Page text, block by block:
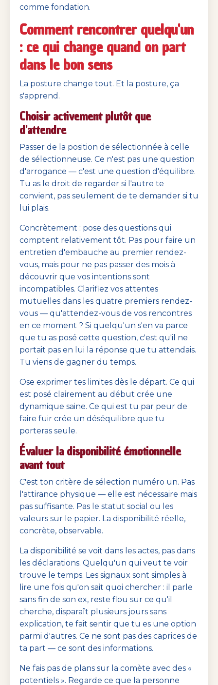
comme fondation.
Comment rencontrer quelqu'un
: ce qui change quand on part
dans le bon sens
La posture change tout. Et la posture, ça
s'apprend.
Choisir activement plutôt que
d'attendre
Passer de la position de sélectionnée à celle
de sélectionneuse. Ce n'est pas une question
d'arrogance — c'est une question d'équilibre.
Tu as le droit de regarder si l'autre te
convient, pas seulement de te demander si tu
lui plais.
Concrètement : pose des questions qui
comptent relativement tôt. Pas pour faire un
entretien d'embauche au premier rendez-
vous, mais pour ne pas passer des mois à
découvrir que vos intentions sont
incompatibles. Clarifiez vos attentes
mutuelles dans les quatre premiers rendez-
vous — qu'attendez-vous de vos rencontres
en ce moment ? Si quelqu'un s'en va parce
que tu as posé cette question, c'est qu'il ne
portait pas en lui la réponse que tu attendais.
Tu viens de gagner du temps.
Ose exprimer tes limites dès le départ. Ce qui
est posé clairement au début crée une
dynamique saine. Ce qui est tu par peur de
faire fuir crée un déséquilibre que tu
porteras seule.
Évaluer la disponibilité émotionnelle
avant tout
C'est ton critère de sélection numéro un. Pas
l'attirance physique — elle est nécessaire mais
pas suffisante. Pas le statut social ou les
valeurs sur le papier. La disponibilité réelle,
concrète, observable.
La disponibilité se voit dans les actes, pas dans
les déclarations. Quelqu'un qui veut te voir
trouve le temps. Les signaux sont simples à
lire une fois qu'on sait quoi chercher : il parle
sans fin de son ex, reste flou sur ce qu'il
cherche, disparaît plusieurs jours sans
explication, te fait sentir que tu es une option
parmi d'autres. Ce ne sont pas des caprices de
ta part — ce sont des informations.
Ne fais pas de plans sur la comète avec des «
potentiels ». Regarde ce que la personne